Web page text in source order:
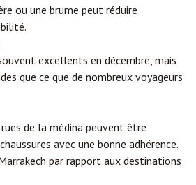
ou une brume peut réduire
excellents en décembre, mais
que ce que de nombreux voyageurs
de la médina peuvent être
avec une bonne adhérence.
par rapport aux destinations